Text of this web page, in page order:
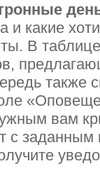
и какие
В таблице
также
вам
с заданным